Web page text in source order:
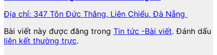
Địa chỉ: 347 Tôn Đức Thắng, Liên Chiểu, Đà Nẵng
Bài viết này được đăng trong Tin tức -Bài viết. Đánh dấu
liên kết thường trực.